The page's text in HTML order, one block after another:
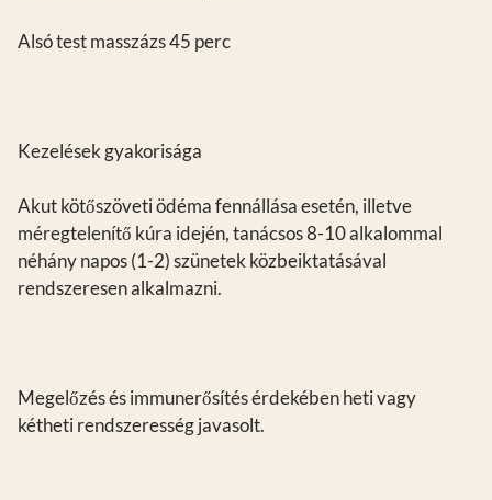
Alsó test masszázs 45 perc
Kezelések gyakorisága
Akut kötőszöveti ödéma fennállása esetén, illetve
méregtelenítő kúra idején, tanácsos 8-10 alkalommal
néhány napos (1-2) szünetek közbeiktatásával
rendszeresen alkalmazni.
Megelőzés és immunerősítés érdekében heti vagy
kétheti rendszeresség javasolt.